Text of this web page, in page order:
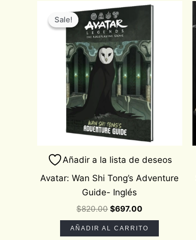
Sale!
Sale!
Añadir a la lista de deseos
Avatar: Wan Shi Tong’s Adventure
Guide- Inglés
$820.00
Original
price
was:
$820.00.
$697.00
Current
AÑADIR AL CARRITO